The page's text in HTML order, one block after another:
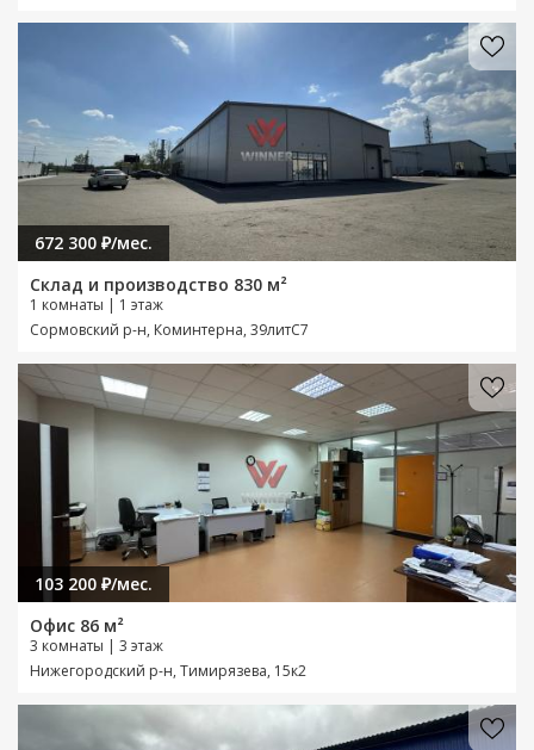
672 300 ₽/мес.
Склад и производство 830 м²
1 комнаты | 1 этаж
Сормовский р-н, Коминтерна, 39литС7
103 200 ₽/мес.
Офис 86 м²
3 комнаты | 3 этаж
Нижегородский р-н, Тимирязева, 15к2